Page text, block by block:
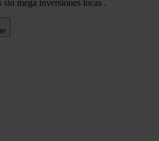
sin mega inversiones locas .